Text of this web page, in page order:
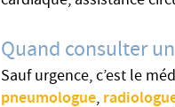
Quand consulter
Sauf urgence, c’est le
pneumologue,